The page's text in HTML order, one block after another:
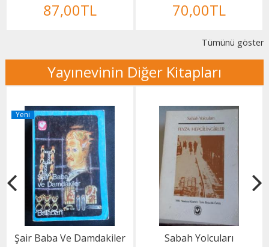
87,00TL 70,00TL
Tümünü göster
Yayınevinin Diğer Kitapları
Yeni
Şair Baba Ve Damdakiler Sabah Yolcuları